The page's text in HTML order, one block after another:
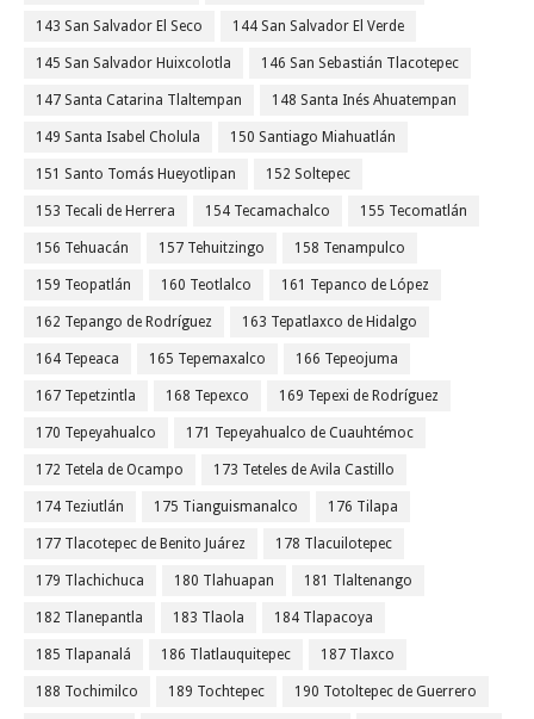
143 San Salvador El Seco 144 San Salvador El Verde
145 San Salvador Huixcolotla 146 San Sebastián Tlacotepec
147 Santa Catarina Tlaltempan 148 Santa Inés Ahuatempan
149 Santa Isabel Cholula 150 Santiago Miahuatlán
151 Santo Tomás Hueyotlipan 152 Soltepec
153 Tecali de Herrera 154 Tecamachalco 155 Tecomatlán
156 Tehuacán 157 Tehuitzingo 158 Tenampulco
159 Teopatlán 160 Teotlalco 161 Tepanco de López
162 Tepango de Rodríguez 163 Tepatlaxco de Hidalgo
164 Tepeaca 165 Tepemaxalco 166 Tepeojuma
167 Tepetzintla 168 Tepexco 169 Tepexi de Rodríguez
170 Tepeyahualco 171 Tepeyahualco de Cuauhtémoc
172 Tetela de Ocampo 173 Teteles de Avila Castillo
174 Teziutlán 175 Tianguismanalco 176 Tilapa
177 Tlacotepec de Benito Juárez 178 Tlacuilotepec
179 Tlachichuca 180 Tlahuapan 181 Tlaltenango
182 Tlanepantla 183 Tlaola 184 Tlapacoya
185 Tlapanalá 186 Tlatlauquitepec 187 Tlaxco
188 Tochimilco 189 Tochtepec 190 Totoltepec de Guerrero